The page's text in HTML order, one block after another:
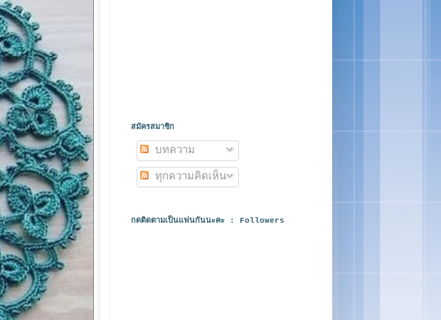
สมัครสมาชิก
บทความ
ทุกความคิดเห็น
กดติดตามเป็นแฟนกันนะคะ : Followers